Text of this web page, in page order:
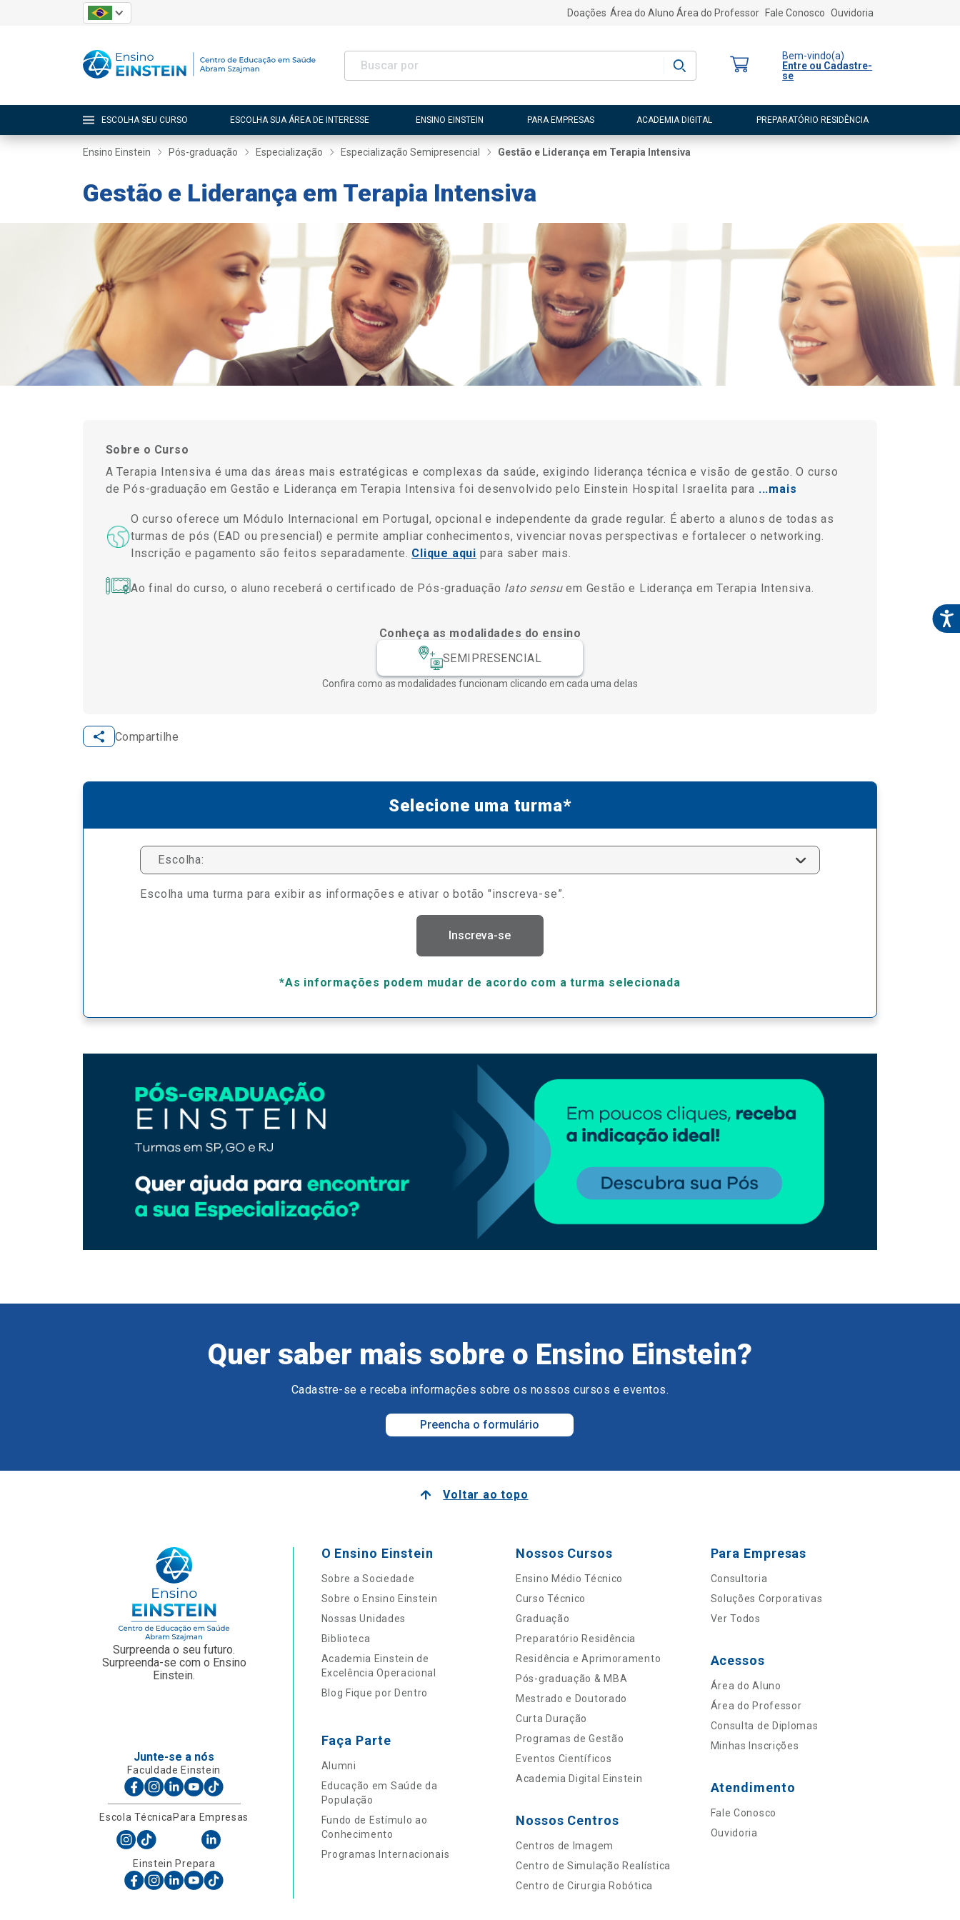
Doações Área do Aluno Área do Professor Fale Conosco Ouvidoria
Bem-vindo(a)
Entre ou Cadastre-
se
ESCOLHA SEU CURSO ESCOLHA SUA ÁREA DE INTERESSE ENSINO EINSTEIN PARA EMPRESAS ACADEMIA DIGITAL PREPARATÓRIO RESIDÊNCIA
Ensino Einstein Pós-graduação Especialização Especialização Semipresencial Gestão e Liderança em Terapia Intensiva
Gestão e Liderança em Terapia Intensiva
Sobre o Curso
A Terapia Intensiva é uma das áreas mais estratégicas e complexas da saúde, exigindo liderança técnica e visão de gestão. O curso
de Pós-graduação em Gestão e Liderança em Terapia Intensiva foi desenvolvido pelo Einstein Hospital Israelita para ...mais
O curso oferece um Módulo Internacional em Portugal, opcional e independente da grade regular. É aberto a alunos de todas as
turmas de pós (EAD ou presencial) e permite ampliar conhecimentos, vivenciar novas perspectivas e fortalecer o networking.
Inscrição e pagamento são feitos separadamente. Clique aqui para saber mais.
Ao final do curso, o aluno receberá o certificado de Pós-graduação lato sensuem Gestão e Liderança em Terapia Intensiva.
Conheça as modalidades do ensino
SEMIPRESENCIAL
Confira como as modalidades funcionam clicando em cada uma delas
Compartilhe
Selecione uma turma*
Escolha:
Escolha uma turma para exibir as informações e ativar o botão "inscreva-se”.
Inscreva-se
*As informações podem mudar de acordo com a turma selecionada
Quer saber mais sobre o Ensino Einstein?
Cadastre-se e receba informações sobre os nossos cursos e eventos.
Preencha o formulário
Voltar ao topo
Surpreenda o seu futuro.
Surpreenda-se com o Ensino
Einstein.
Junte-se a nós
Faculdade Einstein
Escola TécnicaPara Empresas
Einstein Prepara
O Ensino Einstein
Sobre a Sociedade
Sobre o Ensino Einstein
Nossas Unidades
Biblioteca
Academia Einstein de
Excelência Operacional
Blog Fique por Dentro
Faça Parte
Alumni
Educação em Saúde da
População
Fundo de Estímulo ao
Conhecimento
Programas Internacionais
Nossos Cursos
Ensino Médio Técnico
Curso Técnico
Graduação
Preparatório Residência
Residência e Aprimoramento
Pós-graduação & MBA
Mestrado e Doutorado
Curta Duração
Programas de Gestão
Eventos Científicos
Academia Digital Einstein
Nossos Centros
Centros de Imagem
Centro de Simulação Realística
Centro de Cirurgia Robótica
Para Empresas
Consultoria
Soluções Corporativas
Ver Todos
Acessos
Área do Aluno
Área do Professor
Consulta de Diplomas
Minhas Inscrições
Atendimento
Fale Conosco
Ouvidoria